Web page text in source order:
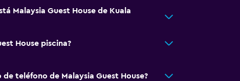
Malaysia Guest House de Kuala
House piscina?
de teléfono de Malaysia Guest House?